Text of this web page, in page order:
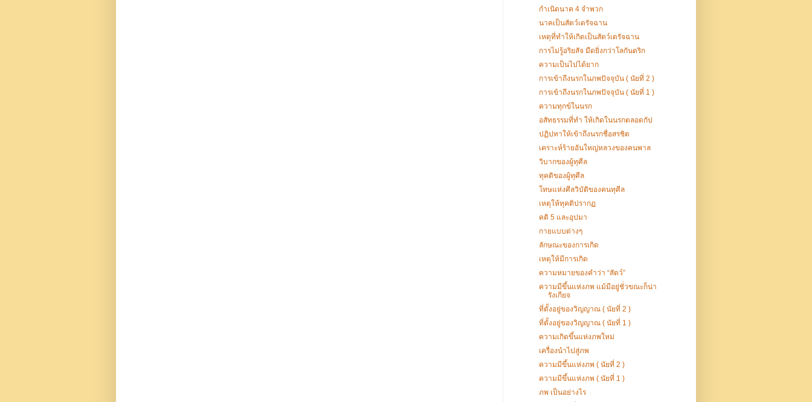
กำเนิดนาค 4 จำพวก
นาคเป็นสัตว์เดรัจฉาน
เหตุที่ทำให้เกิดเป็นสัตว์เดรัจฉาน
การไม่รู้อริยสัจ มืดยิ่งกว่าโลกันตริก
ความเป็นไปได้ยาก
การเข้าถึงนรกในภพปัจจุบัน ( นัยที่ 2 )
การเข้าถึงนรกในภพปัจจุบัน ( นัยที่ 1 )
ความทุกข์ในนรก
อสัทธรรมที่ทำ ให้เกิดในนรกตลอดกัป
ปฏิปทาให้เข้าถึงนรกชื่อสรชิต
เคราะห์ร้ายอันใหญ่หลวงของคนพาล
วิบากของผู้ทุศีล
ทุคติของผู้ทุศีล
โทษแห่งศีลวิบัติของคนทุศีล
เหตุให้ทุคติปรากฏ
คติ 5 และอุปมา
กายแบบต่างๆ
ลักษณะของการเกิด
เหตุให้มีการเกิด
ความหมายของคำว่า “สัตว์”
ความมีขึ้นแห่งภพ แม้มีอยู่ชั่วขณะก็น่า
รังเกียจ
ที่ตั้งอยู่ของวิญญาณ ( นัยที่ 2 )
ที่ตั้งอยู่ของวิญญาณ ( นัยที่ 1 )
ความเกิดขึ้นแห่งภพใหม่
เครื่องนำไปสู่ภพ
ความมีขึ้นแห่งภพ ( นัยที่ 2 )
ความมีขึ้นแห่งภพ ( นัยที่ 1 )
ภพ เป็นอย่างไร